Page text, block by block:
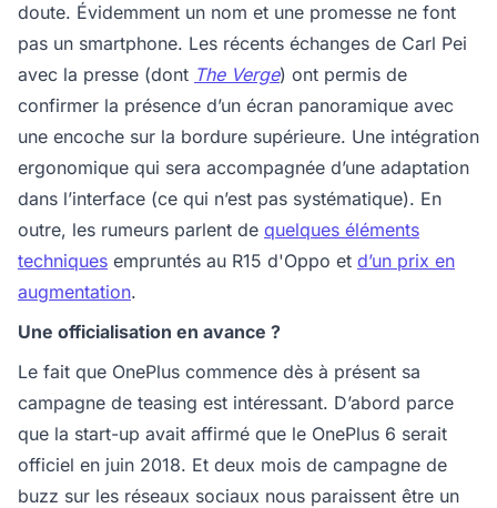
doute. Évidemment un nom et une promesse ne font
pas un smartphone. Les récents échanges de Carl Pei
avec la presse (dont The Verge) ont permis de
confirmer la présence d’un écran panoramique avec
une encoche sur la bordure supérieure. Une intégration
ergonomique qui sera accompagnée d’une adaptation
dans l’interface (ce qui n’est pas systématique). En
outre, les rumeurs parlent de quelques éléments
techniques empruntés au R15 d'Oppo et d’un prix en
augmentation.
Une officialisation en avance ?
Le fait que OnePlus commence dès à présent sa
campagne de teasing est intéressant. D’abord parce
que la start-up avait affirmé que le OnePlus 6 serait
officiel en juin 2018. Et deux mois de campagne de
buzz sur les réseaux sociaux nous paraissent être un